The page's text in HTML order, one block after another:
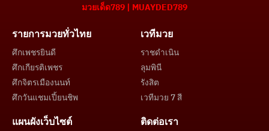
มวยเด็ด789 | MUAYDED789
รายการมวยทั่วไทย
ศึกเพชรยินดี
ศึกเกียรติเพชร
ศึกจิตรเมืองนนท์
ศึกวันแชมเปี้ยนชิพ
เวทีมวย
ราชดำเนิน
ลุมพินี
รังสิต
เวทีมวย 7 สี
แผนผังเว็บไซต์ ติดต่อเรา